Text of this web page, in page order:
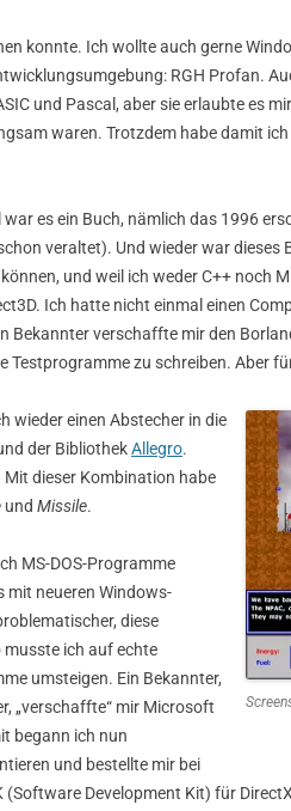
konnte. Ich wollte auch gerne
RGH Profan.
und Pascal, aber sie erlaubte es
waren. Trotzdem habe damit
es ein Buch, nämlich das 1996
veraltet). Und wieder war
und weil ich weder C++ noch
Ich hatte nicht einmal einen
verschaffte mir den
zu schreiben. Aber
wieder einen Abstecher in die
der BibliothekAllegro.
dieser Kombination habe
und Missile.
MS-DOS-Programme
mit neueren Windows-
diese
ich auf echte
umsteigen. Ein Bekannter,
„verschaffte“ mir Microsoft
begann ich nun
und bestellte mir bei
(Software Development Kit) für